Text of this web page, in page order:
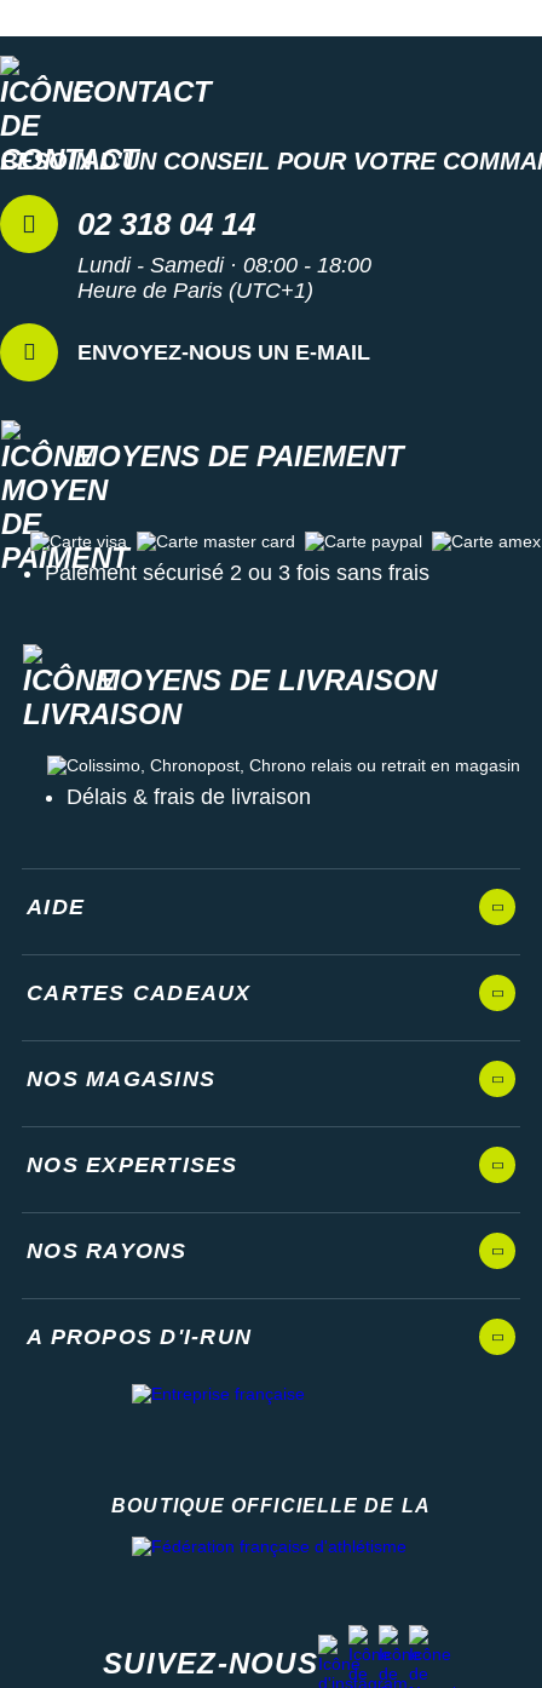
CONTACT
BESOIN D'UN CONSEIL POUR VOTRE
02 318 04 14
Lundi - Samedi · 08:00 - 18:00
Heure de Paris (UTC+1)
ENVOYEZ-NOUS UN E-MAIL
MOYENS DE PAIEMENT
Carte visa Carte master card Carte paypal Carte amex
Paiement sécurisé 2 ou 3 fois sans frais
MOYENS DE LIVRAISON
Colissimo, Chronopost, Chrono relais ou retrait en magasin
Délais & frais de livraison
AIDE
CARTES CADEAUX
NOS MAGASINS
NOS EXPERTISES
NOS RAYONS
A PROPOS D'I-RUN
BOUTIQUE OFFICIELLE DE LA
SUIVEZ-NOUS
instagram
facebook
stravayoutube